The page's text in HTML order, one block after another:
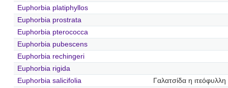
Euphorbia platiphyllos
Euphorbia prostrata
Euphorbia pterococca
Euphorbia pubescens
Euphorbia rechingeri
Euphorbia rigida
Euphorbia salicifolia
Γαλατσίδα η ιτεόφυλλη